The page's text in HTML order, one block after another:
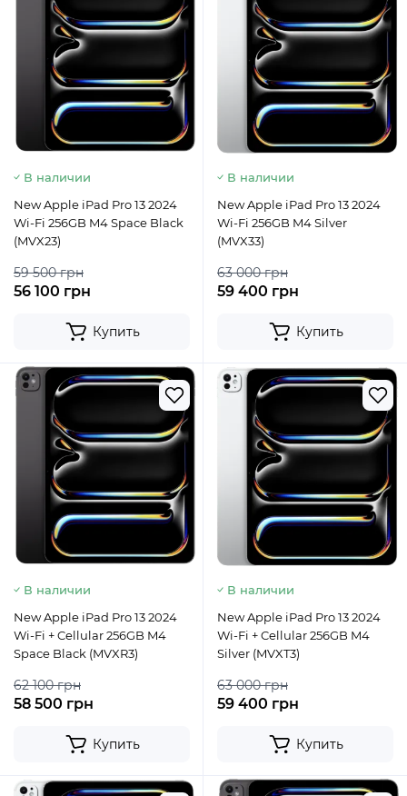
В наличии
New Apple iPad Pro 13 2024
Wi-Fi 256GB M4 Space Black
(MVX23)
59 500 грн
56 100 грн
Купить
В наличии
New Apple iPad Pro 13 2024
Wi-Fi 256GB M4 Silver
(MVX33)
63 000 грн
59 400 грн
Купить
В наличии
New Apple iPad Pro 13 2024
Wi-Fi + Cellular 256GB M4
Space Black (MVXR3)
62 100 грн
58 500 грн
Купить
В наличии
New Apple iPad Pro 13 2024
Wi-Fi + Cellular 256GB M4
Silver (MVXT3)
63 000 грн
59 400 грн
Купить